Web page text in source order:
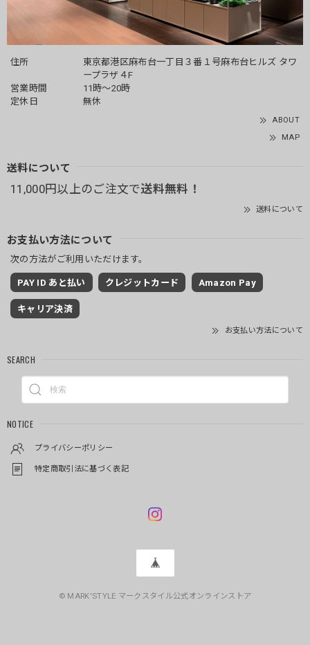
住所
東京都港区麻布台一丁目３番１号麻布台ヒルズ タワ
ープラザ４F
営業時間
11時～20時
定休日
無休
ABOUT
MAP
送料について
11,000円以上のご注文で送料無料！
送料について
お支払い方法について
次の方法がご利用いただけます。
PAY ID あと払い クレジットカード Amazon Pay
キャリア決済
お支払い方法について
SEARCH
NOTICE
プライバシーポリシー
特定商取引法に基づく表記
© MARK'STYLE マークスタイル公式オンラインストア